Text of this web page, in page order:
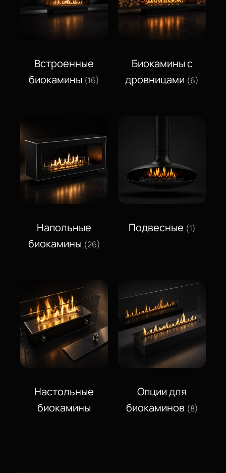
Встроенные
биокамины (16)
Биокамины с
дровницами (6)
Напольные
биокамины (26)
Подвесные (1)
Настольные
биокамины
Опции для
биокаминов (8)